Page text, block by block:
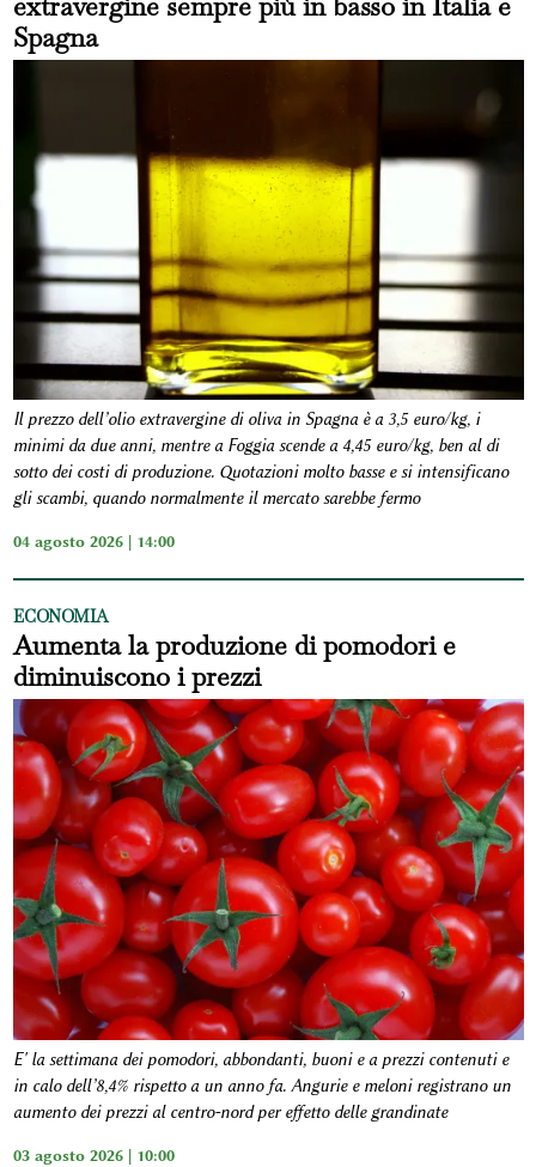
Spagna
Il prezzo dell’olio extravergine di oliva in Spagna è a 3,5 euro/kg, i
minimi da due anni, mentre a Foggia scende a 4,45 euro/kg, ben al di
sotto dei costi di produzione. Quotazioni molto basse e si intensificano
gli scambi, quando normalmente il mercato sarebbe fermo
04 agosto 2026 | 14:00
ECONOMIA
Aumenta la produzione di pomodori e
diminuiscono i prezzi
E' la settimana dei pomodori, abbondanti, buoni e a prezzi contenuti e
in calo dell’8,4% rispetto a un anno fa. Angurie e meloni registrano un
aumento dei prezzi al centro-nord per effetto delle grandinate
03 agosto 2026 | 10:00